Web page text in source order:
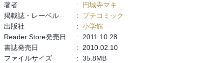
著者
:
円城寺マキ
掲載誌・レーベル
:
プチコミック
出版社
: 小学館
Reader Store発売日
:
2011.10.28
書誌発売日
:
2010.02.10
ファイルサイズ
: 35.8MB